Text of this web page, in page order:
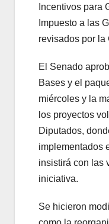
Incentivos para
Impuesto a las
revisados por la
El Senado
Bases y el
miércoles y la
los proyectos
Diputados,
implementados
insistirá con las
iniciativa.
Se hicieron